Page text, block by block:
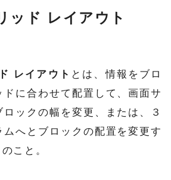
ッド レイアウト
レイアウト とは、情報をブロ
ドに合わせて配置して、画面サ
ックの幅を変更、または、３
ムへとブロックの配置を変更す
こと。